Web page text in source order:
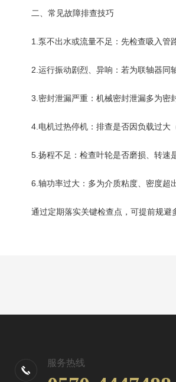
二、常见故障排查技巧
1.泵不出水或流量不足：先检查吸入管路
2.运行振动剧烈、异响：若为联轴器同轴
3.密封泄漏严重：机械密封泄漏多为密封
4.电机过热停机：排查是否因负载过大（
5.扬程不足：检查叶轮是否磨损、转速是
6.轴功率过大：多为介质粘度、密度超出
通过定期落实关键检查点，可提前规避多
服务热线